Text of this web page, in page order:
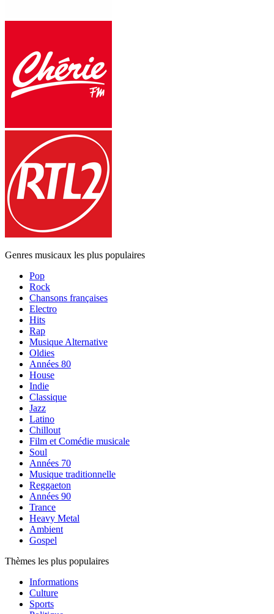
Genres musicaux les plus populaires
Pop
Rock
Chansons françaises
Electro
Hits
Rap
Musique Alternative
Oldies
Années 80
House
Indie
Classique
Jazz
Latino
Chillout
Film et Comédie musicale
Soul
Années 70
Musique traditionnelle
Reggaeton
Années 90
Trance
Heavy Metal
Ambient
Gospel
Thèmes les plus populaires
Informations
Culture
Sports